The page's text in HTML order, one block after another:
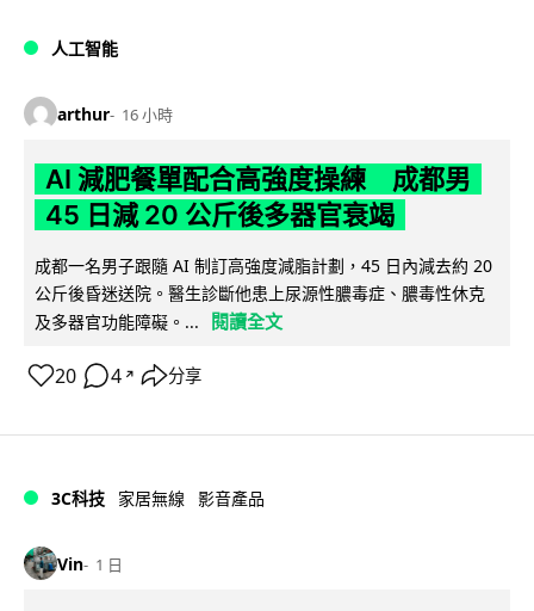
人工智能
arthur 16 小時
AI 減肥餐單配合高強度操練 成都男
45 日減 20 公斤後多器官衰竭
成都一名男子跟隨 AI 制訂高強度減脂計劃，45 日內減去約 20
公斤後昏迷送院。醫生診斷他患上尿源性膿毒症、膿毒性休克
及多器官功能障礙。...
閱讀全文
20 4 ↗ 分享
3C科技 家居無線 影音產品
Vin 1 日